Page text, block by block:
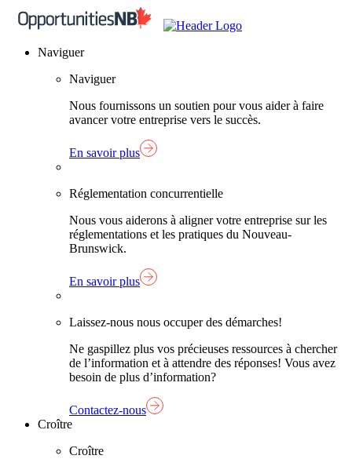
Skip
page
Naviguer
Naviguer
Nous fournissons un soutien pour vous aider à faire
avancer votre entreprise vers le succès.
En savoir plus
Réglementation concurrentielle
Nous vous aiderons à aligner votre entreprise sur les
réglementations et les pratiques du Nouveau-
Brunswick.
En savoir plus
Laissez-nous nous occuper des démarches!
Ne gaspillez plus vos précieuses ressources à chercher
de l’information et à attendre des réponses! Vous avez
besoin de plus d’information?
Contactez-nous
Croître
Croître